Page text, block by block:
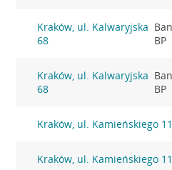
Kraków, ul. Kalwaryjska
68
BP
Kraków, ul. Kalwaryjska
68
BP
Kraków, ul. Kamieńskiego 11
Kraków, ul. Kamieńskiego 11